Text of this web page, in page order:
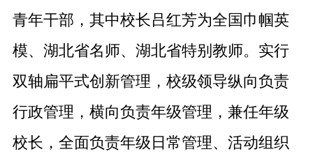
青年干部，其中校长吕红芳为全国巾帼英
模、湖北省名师、湖北省特别教师。实行
双轴扁平式创新管理，校级领导纵向负责
行政管理，横向负责年级管理，兼任年级
校长，全面负责年级日常管理、活动组织